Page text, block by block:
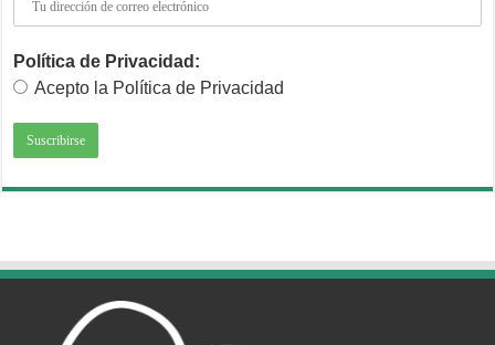
Política de Privacidad:
Acepto la Política de Privacidad